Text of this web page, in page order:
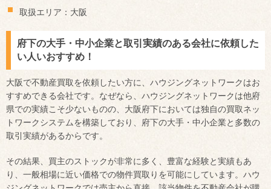
取扱エリア：大阪
府下の大手・中小企業と取引実績のある会社に依頼した
い人いおすすめ！
大阪で不動産買取を依頼したい方に、ハウジングネットワークはお
すすめできる会社です。なぜなら、ハウジングネットワークは他府
県での実績こそ少ないものの、大阪府下においては独自の買取ネッ
トワークシステムを構築しており、府下の大手・中小企業と多数の
取引実績があるからです。
その結果、買主のストックが非常に多く、豊富な経験と実績もあ
り、一般相場に近い価格での物件買取りを可能にしています。ハウ